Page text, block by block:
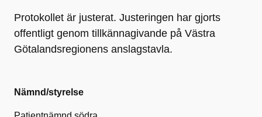
Protokollet är justerat. Justeringen har gjorts
offentligt genom tillkännagivande på Västra
Götalandsregionens anslagstavla.
Nämnd/styrelse